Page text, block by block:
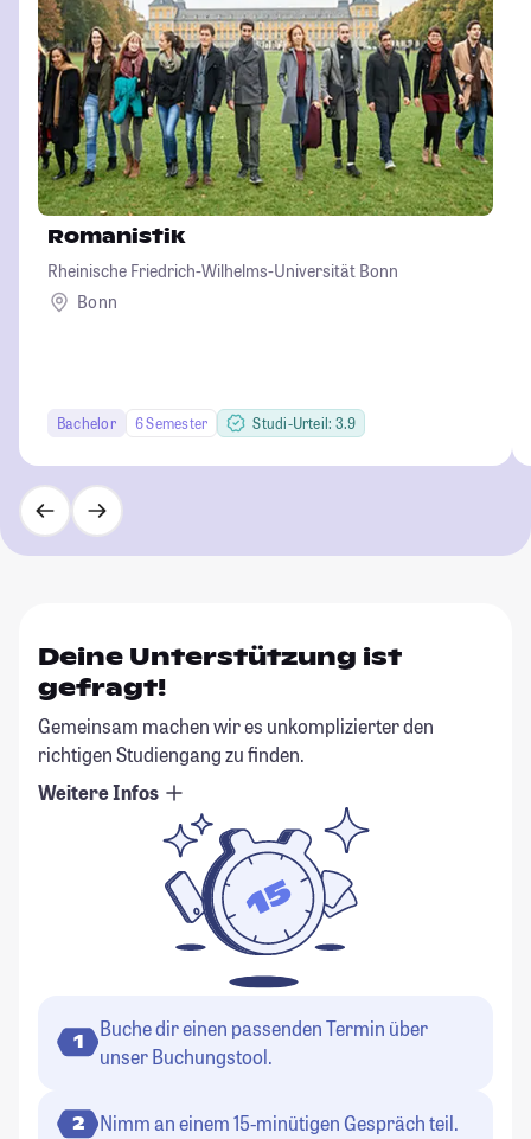
Romanistik
Rheinische Friedrich-Wilhelms-Universität Bonn
Bonn
Bachelor 6 Semester Studi-Urteil: 3.9
Deine Unterstützung ist
gefragt!
Gemeinsam machen wir es unkomplizierter den
richtigen Studiengang zu finden.
Weitere Infos
1
Buche dir einen passenden Termin über
unser Buchungstool.
2 Nimm an einem 15-minütigen Gespräch teil.